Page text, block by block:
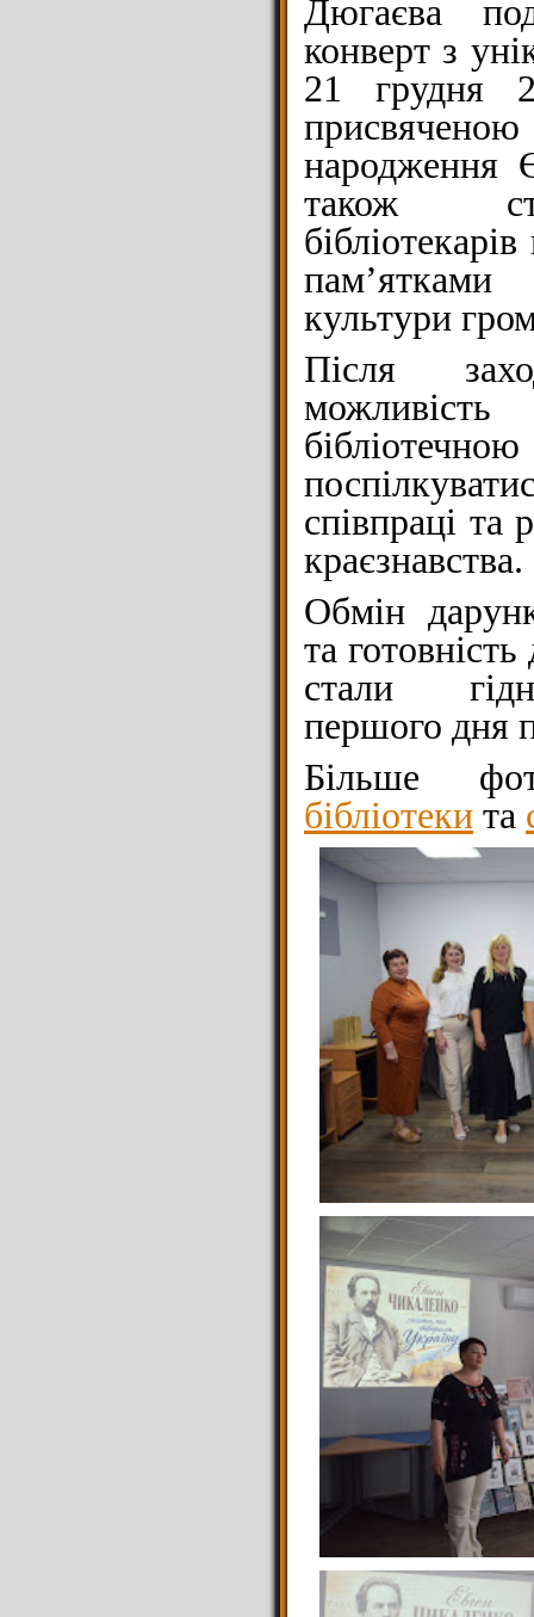
Дюгаєва
конверт з
21 грудня
народження
також
культури
Після
співпраці та
краєзнавства.
Обмін
та
стали
першого дня
Більше
бібліотеки та